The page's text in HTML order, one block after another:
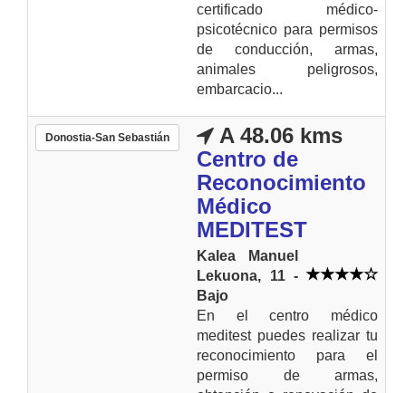
certificado médico-
psicotécnico para permisos
de conducción, armas,
animales peligrosos,
embarcacio...
Donostia-San Sebastián
A 48.06 kms
Centro de
Reconocimiento
Médico
MEDITEST
Kalea Manuel
Lekuona, 11 -
Bajo
En el centro médico
meditest puedes realizar tu
reconocimiento para el
permiso de armas,